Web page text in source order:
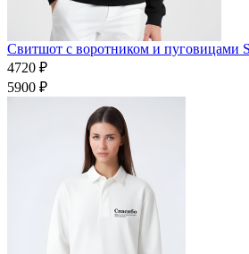
Свитшот с воротником и пуговицами
4720 ₽
5900 ₽